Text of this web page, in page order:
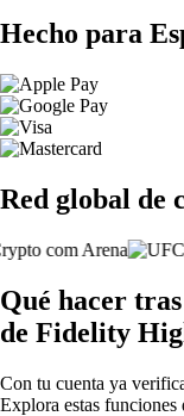
Hecho para
Red global de
Qué hacer
de Fidelity
Con tu cuenta ya
Explora estas funciones